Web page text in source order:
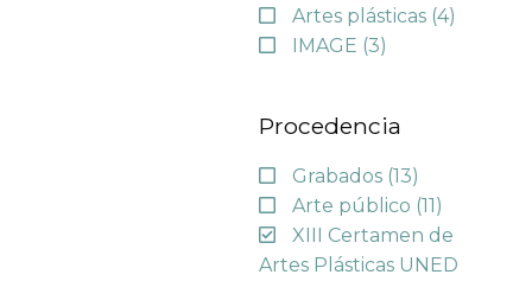
Artes plásticas (4)
IMAGE (3)
Procedencia
Grabados (13)
Arte público (11)
XIII Certamen de
Artes Plásticas UNED